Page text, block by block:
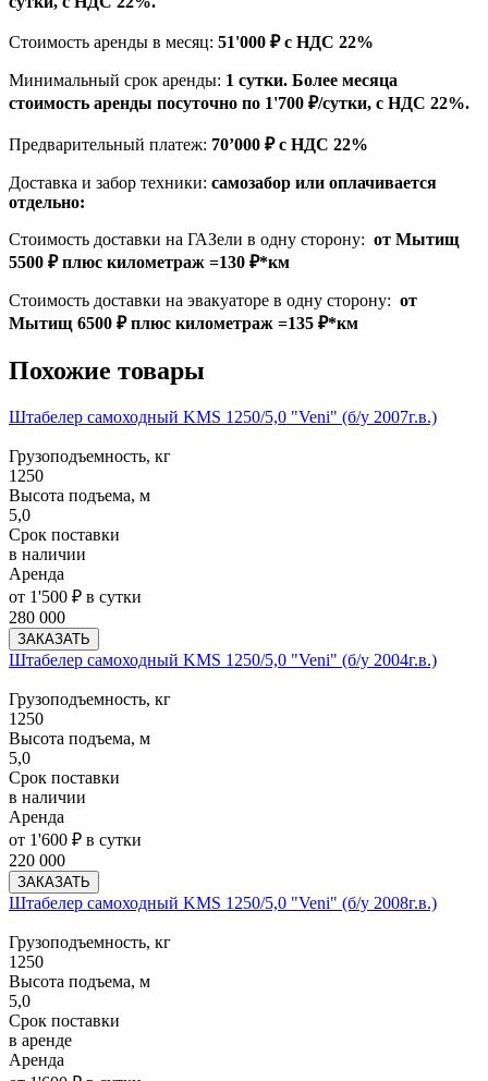
Стоимость аренды в месяц: 51'000 ₽ с НДС 22%
Минимальный срок аренды: 1 сутки. Более месяца
стоимость аренды посуточно по 1'700 ₽/сутки, с НДС 22%.
Предварительный платеж: 70’000 ₽ с НДС 22%
Доставка и забор техники: самозабор или оплачивается
отдельно:
Стоимость доставки на ГАЗели в одну сторону: от Мытищ
5500 ₽ плюс километраж =130 ₽*км
Стоимость доставки на эвакуаторе в одну сторону: от
Мытищ 6500 ₽ плюс километраж =135 ₽*км
Похожие товары
Штабелер самоходный KMS 1250/5,0 "Veni" (б/у 2007г.в.)
Грузоподъемность, кг
1250
Высота подъема, м
5,0
Срок поставки
в наличии
Аренда
от 1'500 ₽ в сутки
280 000
ЗАКАЗАТЬ
Штабелер самоходный KMS 1250/5,0 "Veni" (б/у 2004г.в.)
Грузоподъемность, кг
1250
Высота подъема, м
5,0
Срок поставки
в наличии
Аренда
от 1'600 ₽ в сутки
220 000
ЗАКАЗАТЬ
Штабелер самоходный KMS 1250/5,0 "Veni" (б/у 2008г.в.)
Грузоподъемность, кг
1250
Высота подъема, м
5,0
Срок поставки
в аренде
Аренда